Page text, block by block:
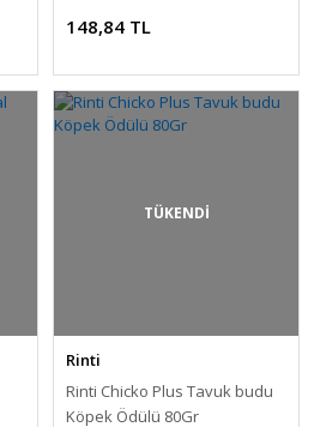
148,84 TL
TÜKENDİ
Rinti
Rinti Chicko Plus Tavuk budu
Köpek Ödülü 80Gr